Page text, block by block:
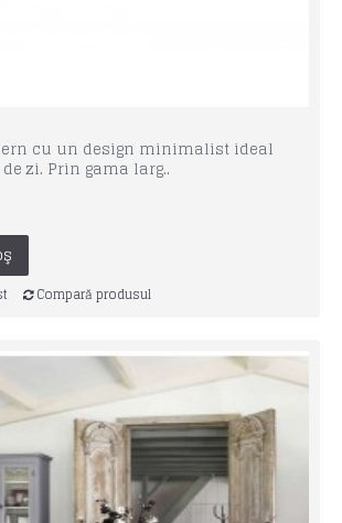
cu un design minimalist ideal
zi. Prin gama larg..
Compară produsul